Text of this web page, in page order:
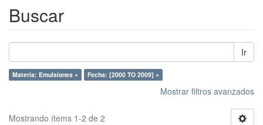
Buscar
Ir
Materia: Emulsiones × Fecha: [2000 TO 2009] ×
Mostrar filtros avanzados
Mostrando ítems 1-2 de 2